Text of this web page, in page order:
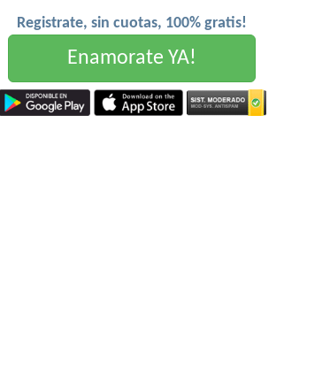
Registrate, sin cuotas, 100% gratis!
Enamorate YA!